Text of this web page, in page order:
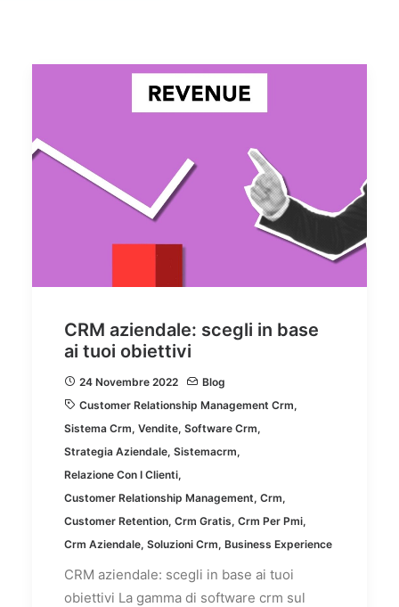
Assistenza Tecnica CRM
Ricerca
CRM aziendale: scegli in base
ai tuoi obiettivi
24 Novembre 2022
Blog
Customer Relationship Management Crm,
Sistema Crm, Vendite, Software Crm,
Strategia Aziendale, Sistemacrm,
Relazione Con I Clienti,
Customer Relationship Management, Crm,
Customer Retention, Crm Gratis, Crm Per Pmi,
Crm Aziendale, Soluzioni Crm, Business Experience
CRM aziendale: scegli in base ai tuoi
obiettivi La gamma di software crm sul